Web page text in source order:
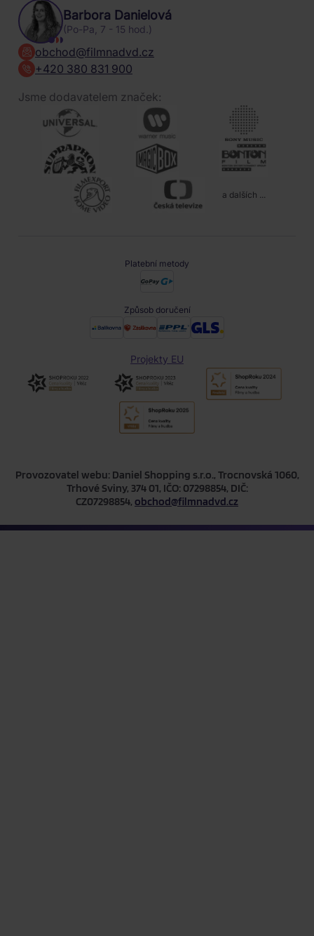
Barbora Danielová
(Po-Pa, 7 - 15 hod.)
obchod@filmnadvd.cz
+420 380 831 900
Jsme dodavatelem značek:
a dalších ...
Platební metody
Způsob doručení
Projekty EU
Provozovatel webu: Daniel Shopping s.r.o., Trocnovská 1060,
Trhové Sviny, 374 01, IČO: 07298854, DIČ:
CZ07298854, obchod@filmnadvd.cz